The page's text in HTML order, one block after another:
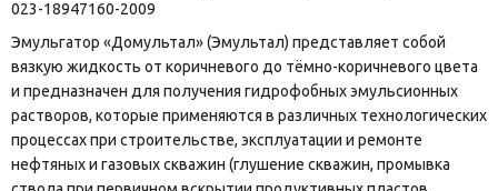
023-18947160-2009
Эмульгатор «Домультал» (Эмультал) представляет собой
вязкую жидкость от коричневого до тёмно-коричневого цвета
и предназначен для получения гидрофобных эмульсионных
растворов, которые применяются в различных технологических
процессах при строительстве, эксплуатации и ремонте
нефтяных и газовых скважин (глушение скважин, промывка